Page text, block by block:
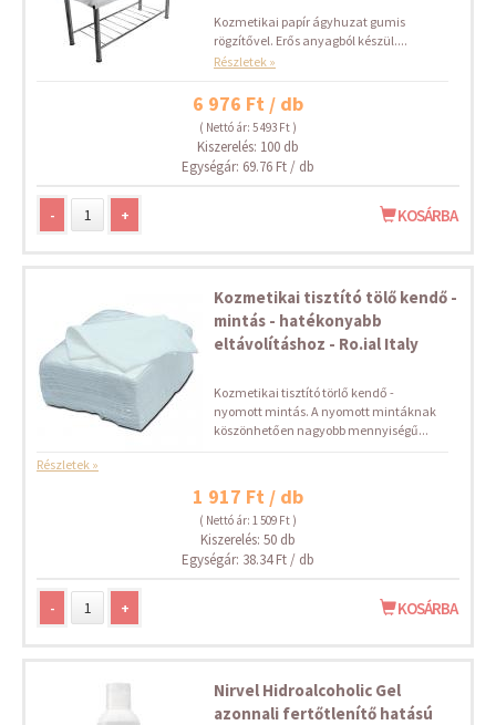
Kozmetikai papír ágyhuzat gumis
rögzítővel. Erős anyagból készül....
Részletek »
6 976 Ft / db
( Nettó ár: 5 493 Ft )
Kiszerelés: 100 db
Egységár: 69.76 Ft / db
- + KOSÁRBA
Kozmetikai tisztító tölő kendő -
mintás - hatékonyabb
eltávolításhoz - Ro.ial Italy
Kozmetikai tisztító törlő kendő -
nyomott mintás. A nyomott mintáknak
köszönhetően nagyobb mennyiségű...
Részletek »
1 917 Ft / db
( Nettó ár: 1 509 Ft )
Kiszerelés: 50 db
Egységár: 38.34 Ft / db
- + KOSÁRBA
Nirvel Hidroalcoholic Gel
azonnali fertőtlenítő hatású